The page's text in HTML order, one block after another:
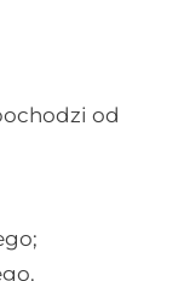
od